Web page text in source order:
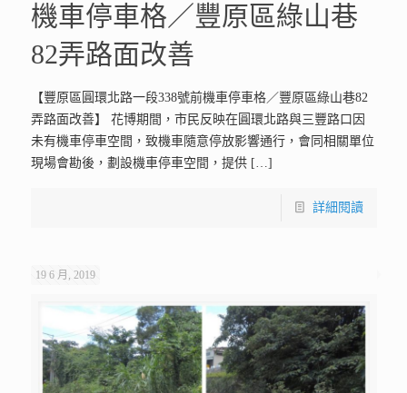
機車停車格／豐原區綠山巷
82弄路面改善
【豐原區圓環北路一段338號前機車停車格／豐原區綠山巷82
弄路面改善】 花博期間，市民反映在圓環北路與三豐路口因
未有機車停車空間，致機車隨意停放影響通行，會同相關單位
現場會勘後，劃設機車停車空間，提供[…]
詳細閱讀
19 6 月, 2019